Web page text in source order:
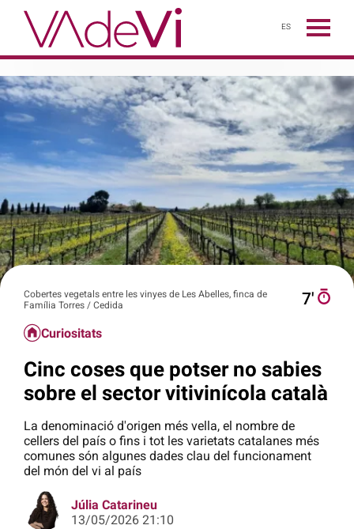
ES
Cobertes vegetals entre les vinyes de Les Abelles, finca de
Família Torres / Cedida
7′
Curiositats
Cinc coses que potser no sabies
sobre el sector vitivinícola català
La denominació d'origen més vella, el nombre de
cellers del país o fins i tot les varietats catalanes més
comunes són algunes dades clau del funcionament
del món del vi al país
Júlia Catarineu
13/05/2026 21:10